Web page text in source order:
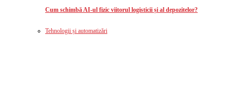
Cum schimbă AI-ul fizic viitorul logisticii și al depozitelor?
Tehnologii și automatizări